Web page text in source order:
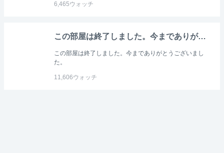
6,465ウォッチ
この部屋は終了しました。今までありがとうございました。さよなら！
この部屋は終了しました。今までありがとうございまし
た。
11,606ウォッチ